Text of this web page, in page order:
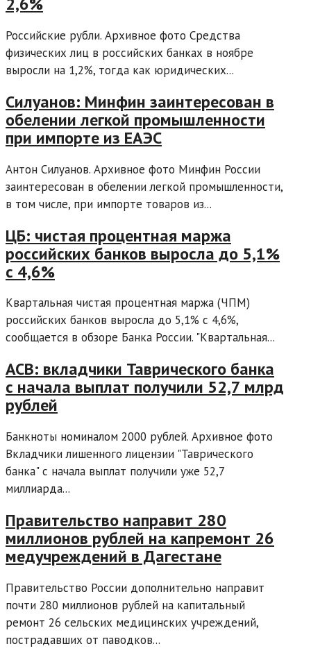
Российские рубли. Архивное фото Средства
физических лиц в российских банках в ноябре
выросли на 1,2%, тогда как юридических...
Силуанов: Минфин заинтересован в
обелении легкой промышленности
при импорте из ЕАЭС
Антон Силуанов. Архивное фото Минфин России
заинтересован в обелении легкой промышленности,
в том числе, при импорте товаров из...
ЦБ: чистая процентная маржа
российских банков выросла до 5,1%
с 4,6%
Квартальная чистая процентная маржа (ЧПМ)
российских банков выросла до 5,1% с 4,6%,
сообщается в обзоре Банка России. "Квартальная...
АСВ: вкладчики Таврического банка
с начала выплат получили 52,7 млрд
рублей
Банкноты номиналом 2000 рублей. Архивное фото
Вкладчики лишенного лицензии "Таврического
банка" с начала выплат получили уже 52,7
миллиарда...
Правительство направит 280
миллионов рублей на капремонт 26
медучреждений в Дагестане
Правительство России дополнительно направит
почти 280 миллионов рублей на капитальный
ремонт 26 сельских медицинских учреждений,
пострадавших от паводков...